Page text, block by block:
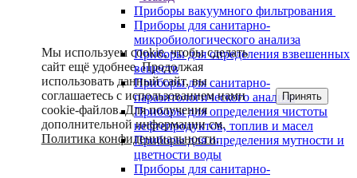
Приборы вакуумного фильтрования
Приборы для санитарно-
микробиологического анализа
Приборы для определения взвешенных
веществ
Приборы для санитарно-
паразитологического анализа
Приборы для определения чистоты
нефтепродуктов, топлив и масел
Приборы для определения мутности и
цветности воды
Приборы для санитарно-
Мы используем cookie, чтобы сделать
сайт ещё удобнее. Продолжая
использовать данный сайт, вы
соглашаетесь с использованием нами
cookie-файлов. Для получения
дополнительной информации см.
Политика конфиденциальности.
Принять